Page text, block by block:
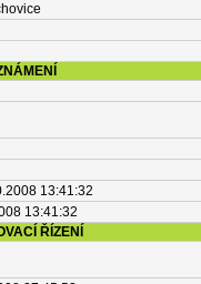
13:41:32
13:41:32
ŘÍZENÍ